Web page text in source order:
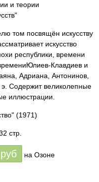
и теории
том посвящён искусству
искусство
республики, времени
Клавдиев и
Адриана, Антонинов,
э. Содержит великолепные
иллюстрации.
(1971)
стр.
руб на Озоне